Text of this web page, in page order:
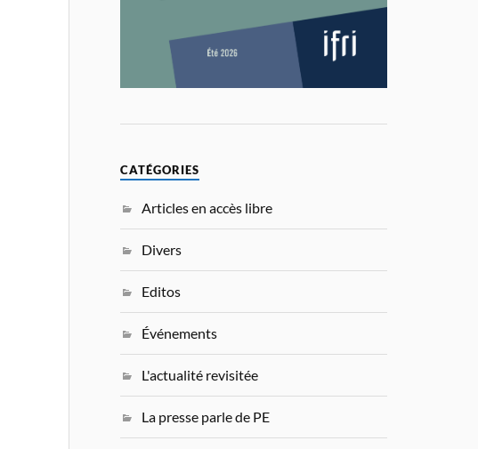
CATÉGORIES
Articles en accès libre
Divers
Editos
Événements
L'actualité revisitée
La presse parle de PE